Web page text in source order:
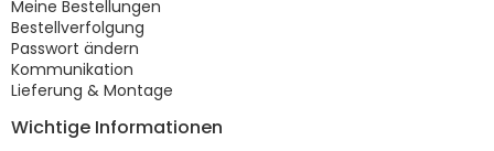
Meine Bestellungen
Bestellverfolgung
Passwort ändern
Kommunikation
Lieferung & Montage
Wichtige Informationen